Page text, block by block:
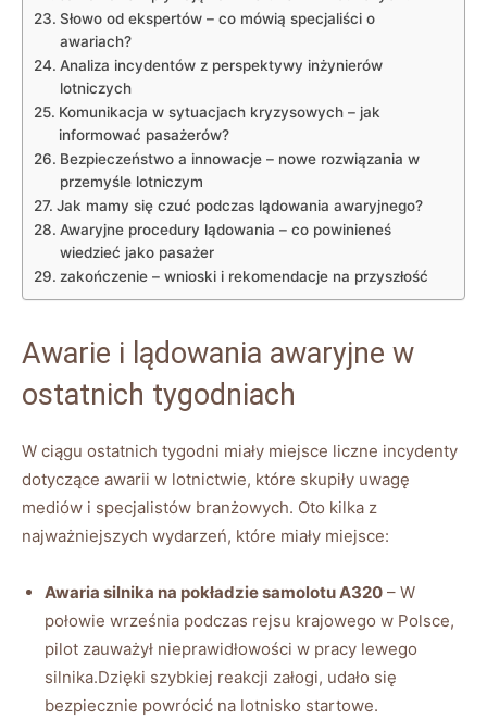
Słowo od ekspertów – co ‍mówią specjaliści ​o
awariach?
Analiza incydentów z perspektywy inżynierów
lotniczych
Komunikacja ⁤w ⁣sytuacjach kryzysowych – jak
informować pasażerów?
Bezpieczeństwo a innowacje⁢ – nowe rozwiązania w
przemyśle ⁢lotniczym
Jak mamy się czuć‍ podczas lądowania awaryjnego?
Awaryjne ​procedury lądowania – co​ powinieneś
‌wiedzieć jako pasażer
zakończenie – wnioski ‍i⁤ rekomendacje‌ na ⁤przyszłość
Awarie ‍i lądowania awaryjne w
ostatnich tygodniach
W ciągu ostatnich tygodni ‍miały miejsce liczne incydenty
⁤dotyczące awarii w lotnictwie, które ‍skupiły uwagę
‌mediów i specjalistów branżowych. Oto kilka z
najważniejszych wydarzeń, które⁤ miały miejsce:
Awaria silnika na pokładzie samolotu A320 – W
połowie​ września ‌podczas rejsu krajowego w Polsce,
pilot zauważył ‌nieprawidłowości ⁤w pracy lewego
silnika.Dzięki szybkiej reakcji ‍załogi,⁣ udało⁢ się‌
bezpiecznie powrócić na ⁢lotnisko startowe.